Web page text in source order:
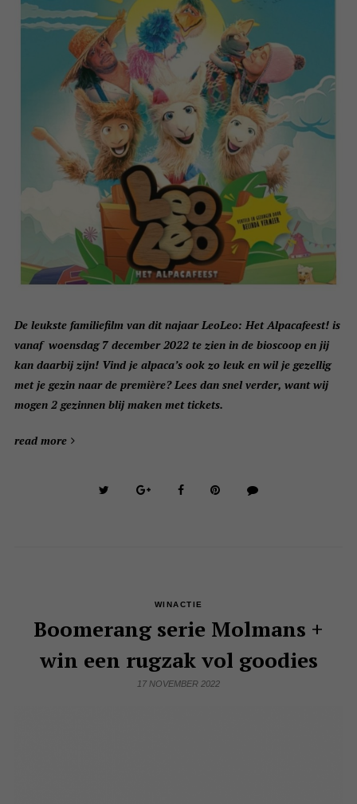
De leukste familiefilm van dit najaar LeoLeo: Het Alpacafeest! is
vanaf woensdag 7 december 2022 te zien in de bioscoop en jij
kan daarbij zijn! Vind je alpaca’s ook zo leuk en wil je gezellig
met je gezin naar de première? Lees dan snel verder, want wij
mogen 2 gezinnen blij maken met tickets.
read more
WINACTIE
Boomerang serie Molmans +
win een rugzak vol goodies
17 NOVEMBER 2022